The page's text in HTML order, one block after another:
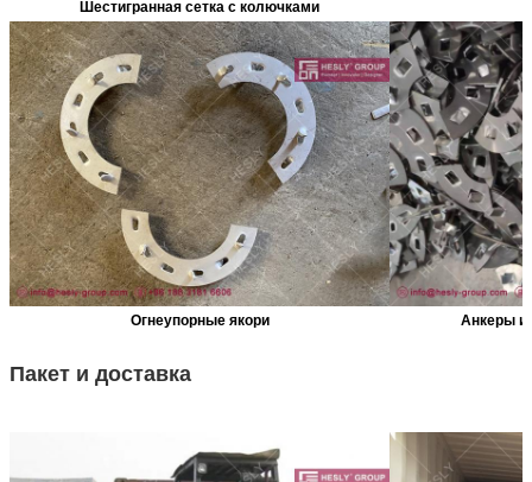
Шестигранная сетка с колючками
Огнеупорные якори Анкеры
Пакет и доставка